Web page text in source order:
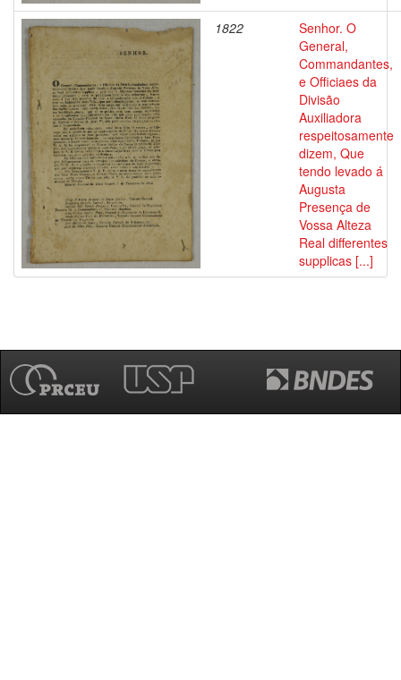
1822
Senhor. O
General,
Commandantes,
e Officiaes da
Divisão
Auxiliadora
respeitosamente
dizem, Que
tendo levado á
Augusta
Presença de
Vossa Alteza
Real differentes
supplicas [...]